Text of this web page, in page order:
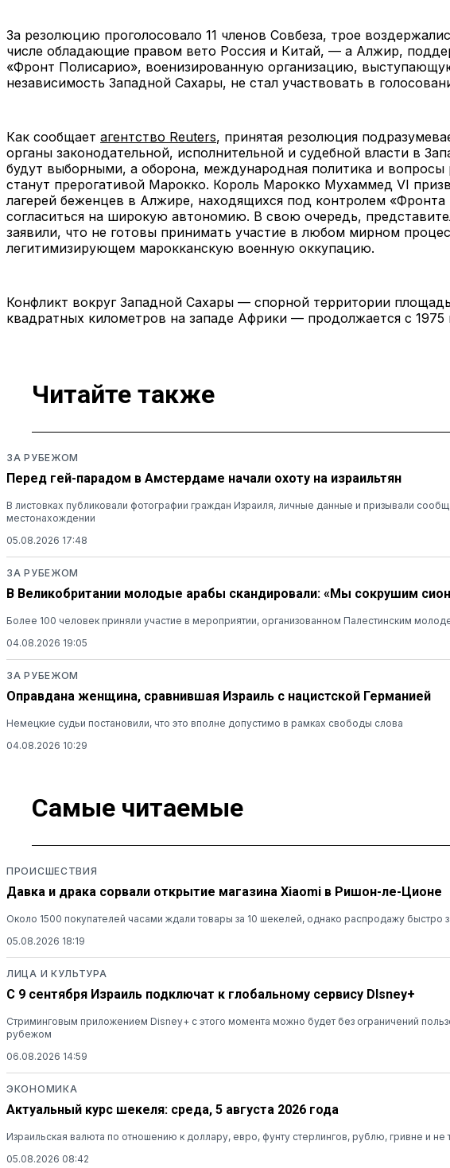
За резолюцию проголосовало 11 членов Совбеза, трое
числе обладающие правом вето Россия и Китай, — а Алжир,
«Фронт Полисарио», военизированную организацию,
независимость Западной Сахары, не стал участвовать в
Как сообщает агентство Reuters, принятая резолюция
органы законодательной, исполнительной и судебной власти в
будут выборными, а оборона, международная политика и вопросы
станут прерогативой Марокко. Король Марокко Мухаммед VI
лагерей беженцев в Алжире, находящихся под контролем «Фронта
согласиться на широкую автономию. В свою очередь,
заявили, что не готовы принимать участие в любом мирном
легитимизирующем марокканскую военную оккупацию.
Конфликт вокруг Западной Сахары — спорной территории
квадратных километров на западе Африки — продолжается с 1975
Читайте также
ЗА РУБЕЖОМ
Перед гей-парадом в Амстердаме начали охоту на израильтян
В листовках публиковали фотографии граждан Израиля, личные данные и призывали
местонахождении
05.08.2026 17:48
ЗА РУБЕЖОМ
В Великобритании молодые арабы скандировали: «Мы сокрушим
Более 100 человек приняли участие в мероприятии, организованном Палестинским
04.08.2026 19:05
ЗА РУБЕЖОМ
Оправдана женщина, сравнившая Израиль с нацистской Германией
Немецкие судьи постановили, что это вполне допустимо в рамках свободы слова
04.08.2026 10:29
Самые читаемые
ПРОИСШЕСТВИЯ
Давка и драка сорвали открытие магазина Xiaomi в Ришон-ле-Ционе
Около 1500 покупателей часами ждали товары за 10 шекелей, однако распродажу быстро
05.08.2026 18:19
ЛИЦА И КУЛЬТУРА
С 9 сентября Израиль подключат к глобальному сервису DIsney+
Стриминговым приложением Disney+ с этого момента можно будет без ограничений
рубежом
06.08.2026 14:59
ЭКОНОМИКА
Актуальный курс шекеля: среда, 5 августа 2026 года
Израильская валюта по отношению к доллару, евро, фунту стерлингов, рублю, гривне и не
05.08.2026 08:42